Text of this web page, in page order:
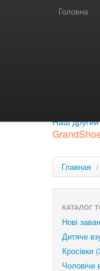
Головна
Лайф: (063)
Наш другий
Главная /
КАТАЛОГ
Нові
Дитяче
Кросівки
Чоловіче